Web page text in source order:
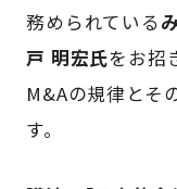
務められている
戸 明宏氏をお招
M&Aの規律とそ
す。